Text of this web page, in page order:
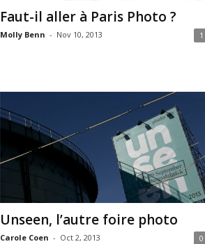
Faut-il aller à Paris Photo ?
Molly Benn - Nov 10, 2013 1
Unseen, l’autre foire photo
Carole Coen - Oct 2, 2013 0